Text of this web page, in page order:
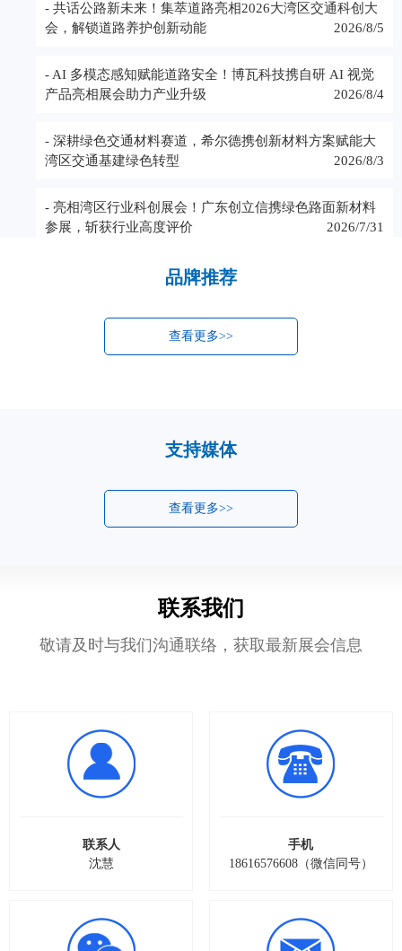
- 共话公路新未来！集萃道路亮相2026大湾区交通科创大
会，解锁道路养护创新动能
2026/8/5
- AI 多模态感知赋能道路安全！博瓦科技携自研 AI 视觉
产品亮相展会助力产业升级
2026/8/4
- 深耕绿色交通材料赛道，希尔德携创新材料方案赋能大
湾区交通基建绿色转型
2026/8/3
- 亮相湾区行业科创展会！广东创立信携绿色路面新材料
参展，斩获行业高度评价
2026/7/31
品牌推荐
查看更多>>
支持媒体
查看更多>>
联系我们
敬请及时与我们沟通联络，获取最新展会信息
联系人
沈慧
手机
18616576608（微信同号）